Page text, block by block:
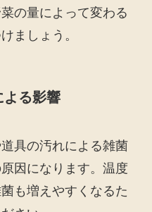
の量によって変わる
ましょう。
よる影響
具の汚れによる雑菌
因になります。温度
も増えやすくなるた